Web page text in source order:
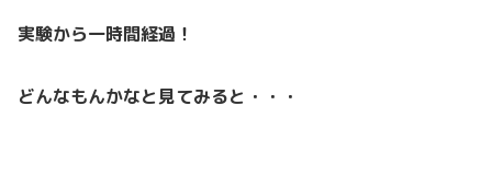
実験から一時間経過！
どんなもんかなと見てみると・・・